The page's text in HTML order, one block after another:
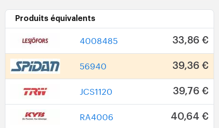
Produits équivalents
4008485 33,86 €
56940 39,36 €
JCS1120 39,76 €
RA4006 40,64 €